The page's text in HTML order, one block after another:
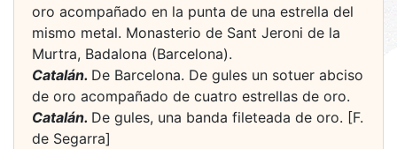
oro acompañado en la punta de una estrella del
mismo metal. Monasterio de Sant Jeroni de la
Murtra, Badalona (Barcelona).
Catalán. De Barcelona. De gules un sotuer abciso
de oro acompañado de cuatro estrellas de oro.
Catalán. De gules, una banda fileteada de oro. [F.
de Segarra]